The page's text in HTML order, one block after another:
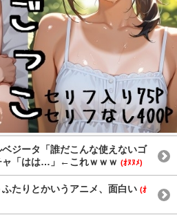
ベジータ「誰だこんな使えないゴ
ャ「はは…」←これｗｗｗ (ｵﾇﾇﾒ)
たりとかいうアニメ、面白い (ｵ